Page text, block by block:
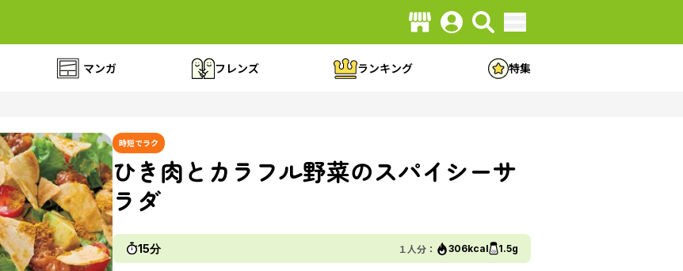
マンガ フレンズ ランキング 特集
時短でラク
ひき肉とカラフル野菜のスパイシーサ
ラダ
15分 １人分： 306kcal 1.5g